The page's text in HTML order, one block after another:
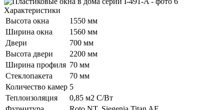
Характеристики
Высота окна
1550 мм
Ширина окна
1560 мм
Двери
700 мм
Высота двери
2200 мм
Ширина профиля 70 мм
Стеклопакета
70 мм
Количество камер 5
Теплоизоляция
0,85 м2 С/Вт